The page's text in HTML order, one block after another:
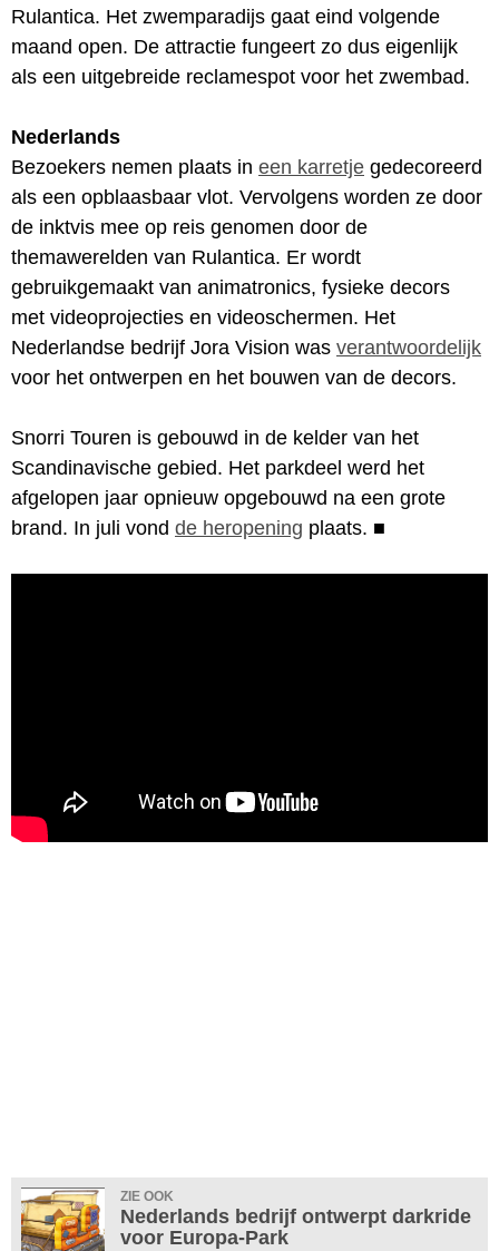
Rulantica. Het zwemparadijs gaat eind volgende
maand open. De attractie fungeert zo dus eigenlijk
als een uitgebreide reclamespot voor het zwembad.
Nederlands
Bezoekers nemen plaats in een karretje gedecoreerd
als een opblaasbaar vlot. Vervolgens worden ze door
de inktvis mee op reis genomen door de
themawerelden van Rulantica. Er wordt
gebruikgemaakt van animatronics, fysieke decors
met videoprojecties en videoschermen. Het
Nederlandse bedrijf Jora Vision was verantwoordelijk
voor het ontwerpen en het bouwen van de decors.
Snorri Touren is gebouwd in de kelder van het
Scandinavische gebied. Het parkdeel werd het
afgelopen jaar opnieuw opgebouwd na een grote
brand. In juli vond de heropening plaats. ■
ZIE OOK
Nederlands bedrijf ontwerpt darkride
voor Europa-Park